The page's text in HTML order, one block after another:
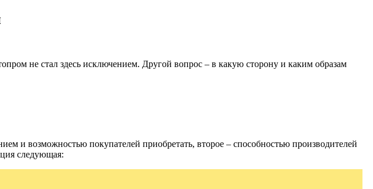
не стал здесь исключением. Другой вопрос – в какую сторону и каким образам
и возможностью покупателей приобретать, второе – способностью производителей
следующая: